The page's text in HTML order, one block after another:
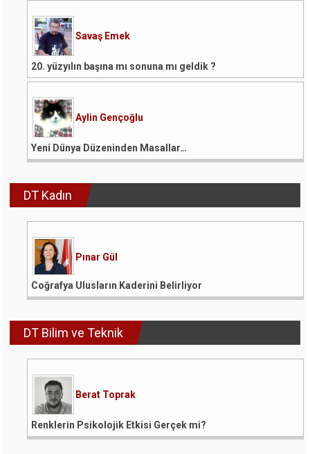
Savaş Emek
20. yüzyılın başına mı sonuna mı geldik ?
Aylin Gençoğlu
Yeni Dünya Düzeninden Masallar…
DT Kadın
Pınar Gül
Coğrafya Ulusların Kaderini Belirliyor
DT Bilim ve Teknik
Berat Toprak
Renklerin Psikolojik Etkisi Gerçek mi?